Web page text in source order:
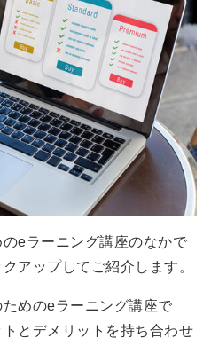
eラーニング講座のなかで
アップしてご紹介します。
めのeラーニング講座で
とデメリットを持ち合わせ